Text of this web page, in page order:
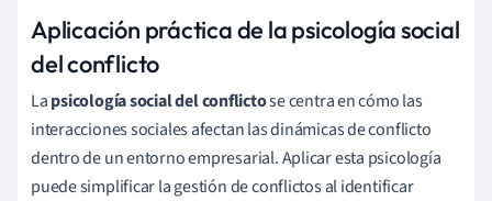
Aplicación práctica de la psicología social
del conflicto
Lapsicología social del conflictose centra en cómo las
interacciones sociales afectan las dinámicas de conflicto
dentro de un entorno empresarial. Aplicar esta psicología
puede simplificar la gestión de conflictos al identificar